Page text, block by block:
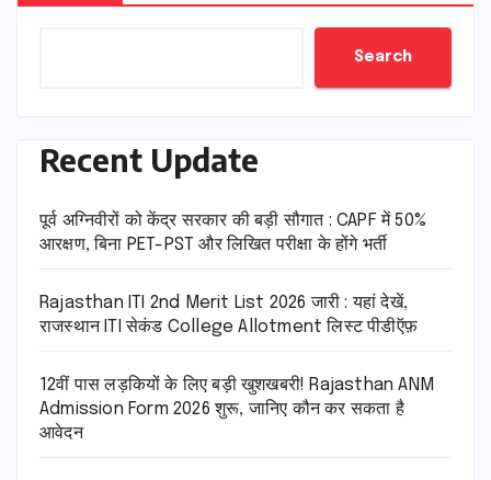
Search
Recent Update
पूर्व अग्निवीरों को केंद्र सरकार की बड़ी सौगात : CAPF में 50%
आरक्षण, बिना PET-PST और लिखित परीक्षा के होंगे भर्ती
Rajasthan ITI 2nd Merit List 2026 जारी : यहां देखें,
राजस्थान ITI सेकंड College Allotment लिस्ट पीडीऍफ़
12वीं पास लड़कियों के लिए बड़ी खुशखबरी! Rajasthan ANM
Admission Form 2026 शुरू, जानिए कौन कर सकता है
आवेदन